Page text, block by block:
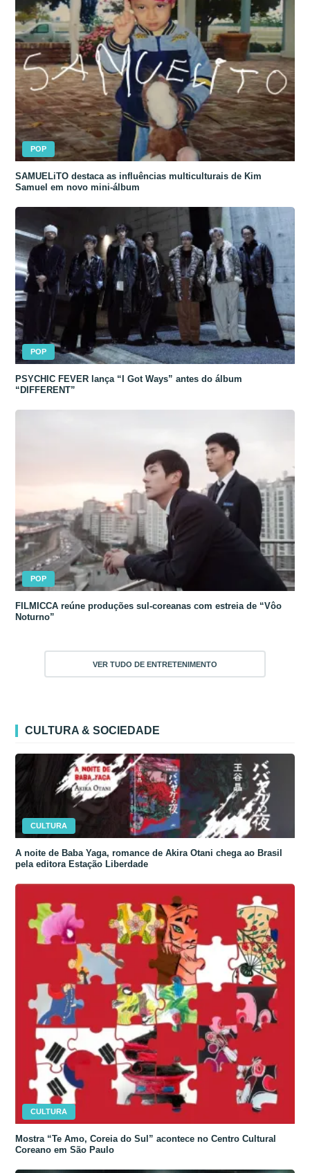
POP
SAMUELiTO destaca as influências multiculturais de Kim
Samuel em novo mini-álbum
POP
PSYCHIC FEVER lança “I Got Ways” antes do álbum
“DIFFERENT”
POP
FILMICCA reúne produções sul-coreanas com estreia de “Vôo
Noturno”
VER TUDO DE ENTRETENIMENTO
CULTURA & SOCIEDADE
CULTURA
A noite de Baba Yaga, romance de Akira Otani chega ao Brasil
pela editora Estação Liberdade
CULTURA
Mostra “Te Amo, Coreia do Sul” acontece no Centro Cultural
Coreano em São Paulo